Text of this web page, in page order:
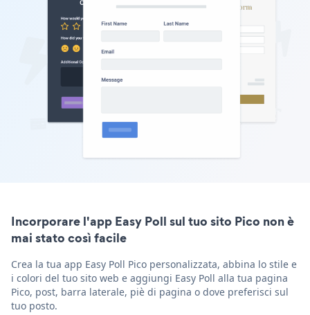
Incorporare l'app Easy Poll sul tuo sito Pico non è
mai stato così facile
Crea la tua app Easy Poll Pico personalizzata, abbina lo stile e
i colori del tuo sito web e aggiungi Easy Poll alla tua pagina
Pico, post, barra laterale, piè di pagina o dove preferisci sul
tuo posto.